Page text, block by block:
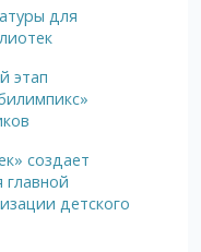
для
этап
создает
главной
детского